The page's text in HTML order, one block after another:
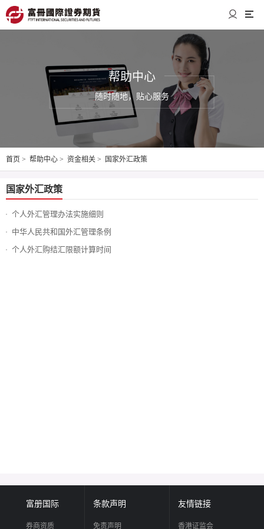
帮助中心
随时随地，贴心服务
首页 > 帮助中心 > 资金相关 > 国家外汇政策
国家外汇政策
个人外汇管理办法实施细则
中华人民共和国外汇管理条例
个人外汇购结汇限额计算时间
富册国际
券商资质
条款声明
免责声明
友情链接
香港证监会